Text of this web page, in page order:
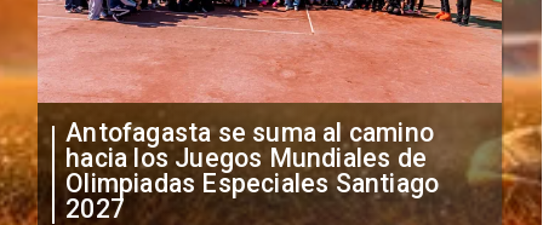
"Falta de profesionalismo": Sifup
anuncia medidas por situación
irregular de futbolistas
extranjeros